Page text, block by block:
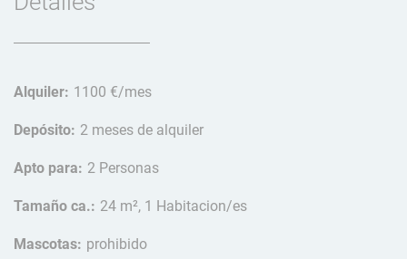
Alquiler: 1100 €/mes
Depósito: 2 meses de alquiler
Apto para: 2 Personas
Tamaño ca.: 24 m², 1 Habitacion/es
Mascotas: prohibido